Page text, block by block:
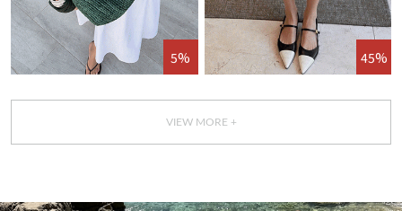
5% 45%
VIEW MORE +